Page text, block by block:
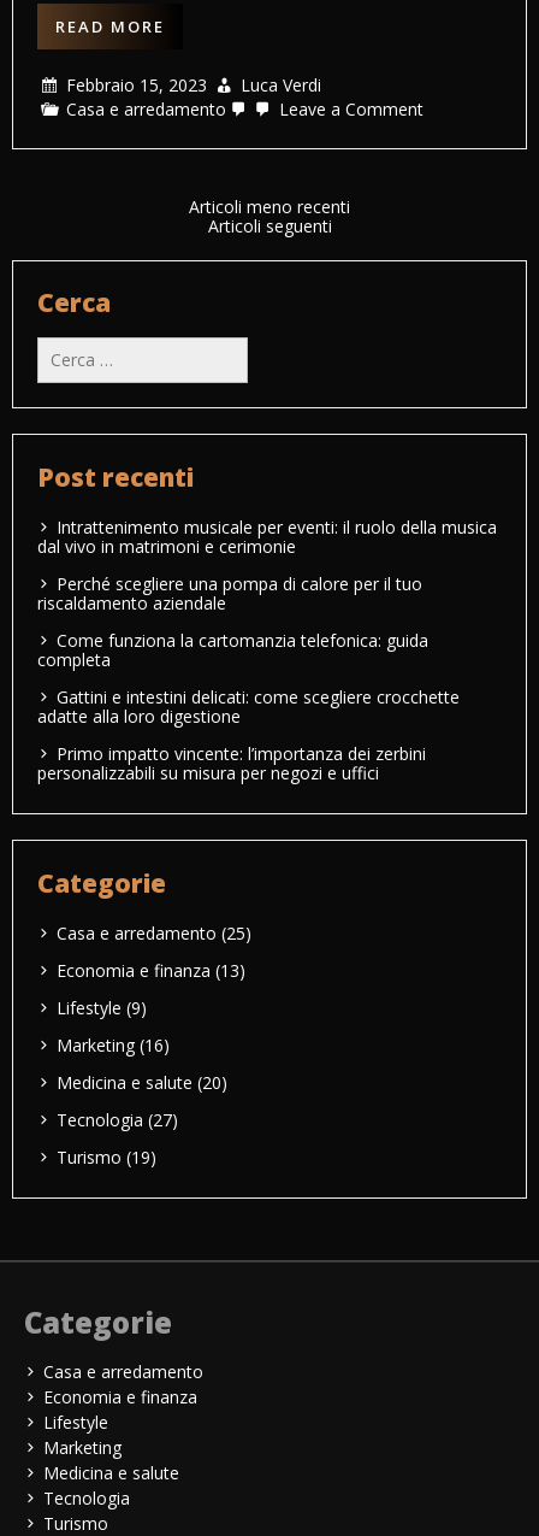
READ MORE
Febbraio 15, 2023
Luca Verdi
Casa e arredamento
Leave a Commenton
sbloccare
Articoli meno recenti
Articoli seguenti
Cerca
Ricerca
per:
Post recenti
Intrattenimento musicale per eventi: il ruolo della musica
dal vivo in matrimoni e cerimonie
Perché scegliere una pompa di calore per il tuo
riscaldamento aziendale
Come funziona la cartomanzia telefonica: guida
completa
Gattini e intestini delicati: come scegliere crocchette
adatte alla loro digestione
Primo impatto vincente: l’importanza dei zerbini
personalizzabili su misura per negozi e uffici
Categorie
Casa e arredamento (25)
Economia e finanza (13)
Lifestyle (9)
Marketing (16)
Medicina e salute (20)
Tecnologia (27)
Turismo (19)
Categorie
Casa e arredamento
Economia e finanza
Lifestyle
Marketing
Medicina e salute
Tecnologia
Turismo